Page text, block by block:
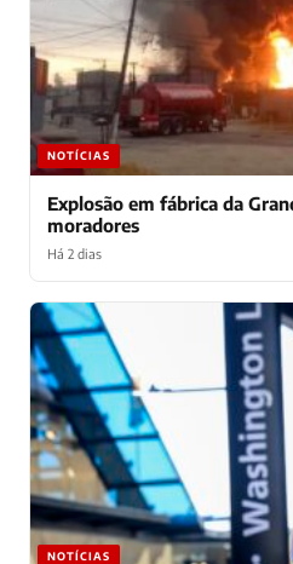
NOTÍCIAS
Explosão em fábrica da
moradores
Há 2 dias
NOTÍCIAS